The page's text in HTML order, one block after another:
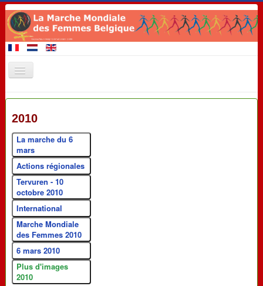
Accueil
Membres de la Marche
A venir 2020
Evénements
Revendications
Matériel de promotion
Contact
Liens
2010
La marche du 6
mars
Actions régionales
Tervuren - 10
octobre 2010
International
Marche Mondiale
des Femmes 2010
6 mars 2010
Plus d'images
2010